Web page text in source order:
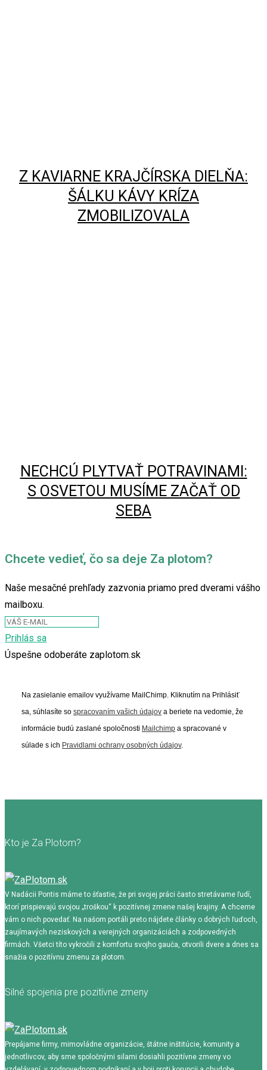
Z KAVIARNE KRAJČÍRSKA DIELŇA:
ŠÁLKU KÁVY KRÍZA
ZMOBILIZOVALA
NECHCÚ PLYTVAŤ POTRAVINAMI:
S OSVETOU MUSÍME ZAČAŤ OD
SEBA
Chcete vedieť, čo sa deje Za plotom?
Naše mesačné prehľady zazvonia priamo pred dverami vášho
mailboxu.
Prihlás sa
Úspešne odoberáte zaplotom.sk
Na zasielanie emailov využívame MailChimp. Kliknutím na Prihlásiť
sa, súhlasíte so spracovaním vašich údajov a beriete na vedomie, že
informácie budú zaslané spoločnosti Mailchimp a spracované v
súlade s ich Pravidlami ochrany osobných údajov.
Kto je Za Plotom?
V Nadácii Pontis máme to šťastie, že pri svojej práci často stretávame ľudí,
ktorí prispievajú svojou „troškou“ k pozitívnej zmene našej krajiny. A chceme
vám o nich povedať. Na našom portáli preto nájdete články o dobrých ľuďoch,
zaujímavých neziskových a verejných organizáciách a zodpovedných
firmách. Všetci títo vykročili z komfortu svojho gauča, otvorili dvere a dnes sa
snažia o pozitívnu zmenu za plotom.
Silné spojenia pre pozitívne zmeny
Prepájame firmy, mimovládne organizácie, štátne inštitúcie, komunity a
jednotlivcov, aby sme spoločnými silami dosiahli pozitívne zmeny vo